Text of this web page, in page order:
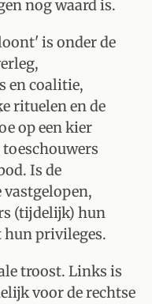
nog waard is.
is onder de
en coalitie,
rituelen en de
op een kier
Is de
(tijdelijk) hun
hun privileges.
troost. Links is
voor de rechtse